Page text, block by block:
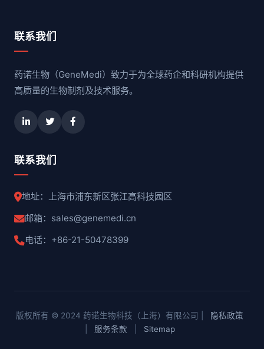
联系我们
药诺生物（GeneMedi）致力于为全球药企和科研机构提供
高质量的生物制剂及技术服务。
联系我们
地址：上海市浦东新区张江高科技园区
邮箱：sales@genemedi.cn
电话：+86-21-50478399
版权所有 © 2024 药诺生物科技（上海）有限公司 |
隐私政策
服务条款 Sitemap